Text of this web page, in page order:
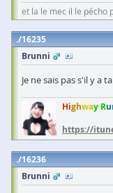
et la le mec il le pécho
16235
Brunni
Je ne sais pas s'il y a
Highway R
https://
16236
Brunni